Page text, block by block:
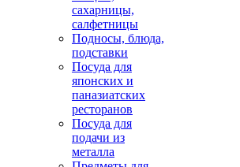
сахарницы,
салфетницы
Подносы, блюда,
подставки
Посуда для
японских и
паназиатских
ресторанов
Посуда для
подачи из
металла